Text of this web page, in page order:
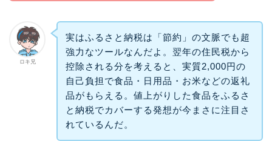
ロキ兄
実はふるさと納税は「節約」の文脈でも超
強力なツールなんだよ。翌年の住民税から
控除される分を考えると、実質2,000円の
自己負担で食品・日用品・お米などの返礼
品がもらえる。値上がりした食品をふるさ
と納税でカバーする発想が今まさに注目さ
れているんだ。